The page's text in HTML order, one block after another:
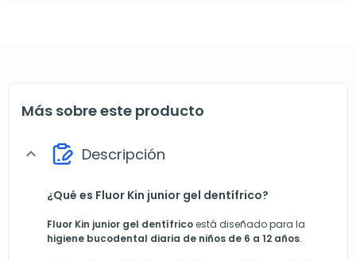
Más sobre este producto
expand_more Descripción
¿Qué es Fluor Kin junior gel dentífrico?
Fluor Kin junior gel dentífricoestá diseñado para la
higiene bucodental diaria de niños de 6 a 12 años.